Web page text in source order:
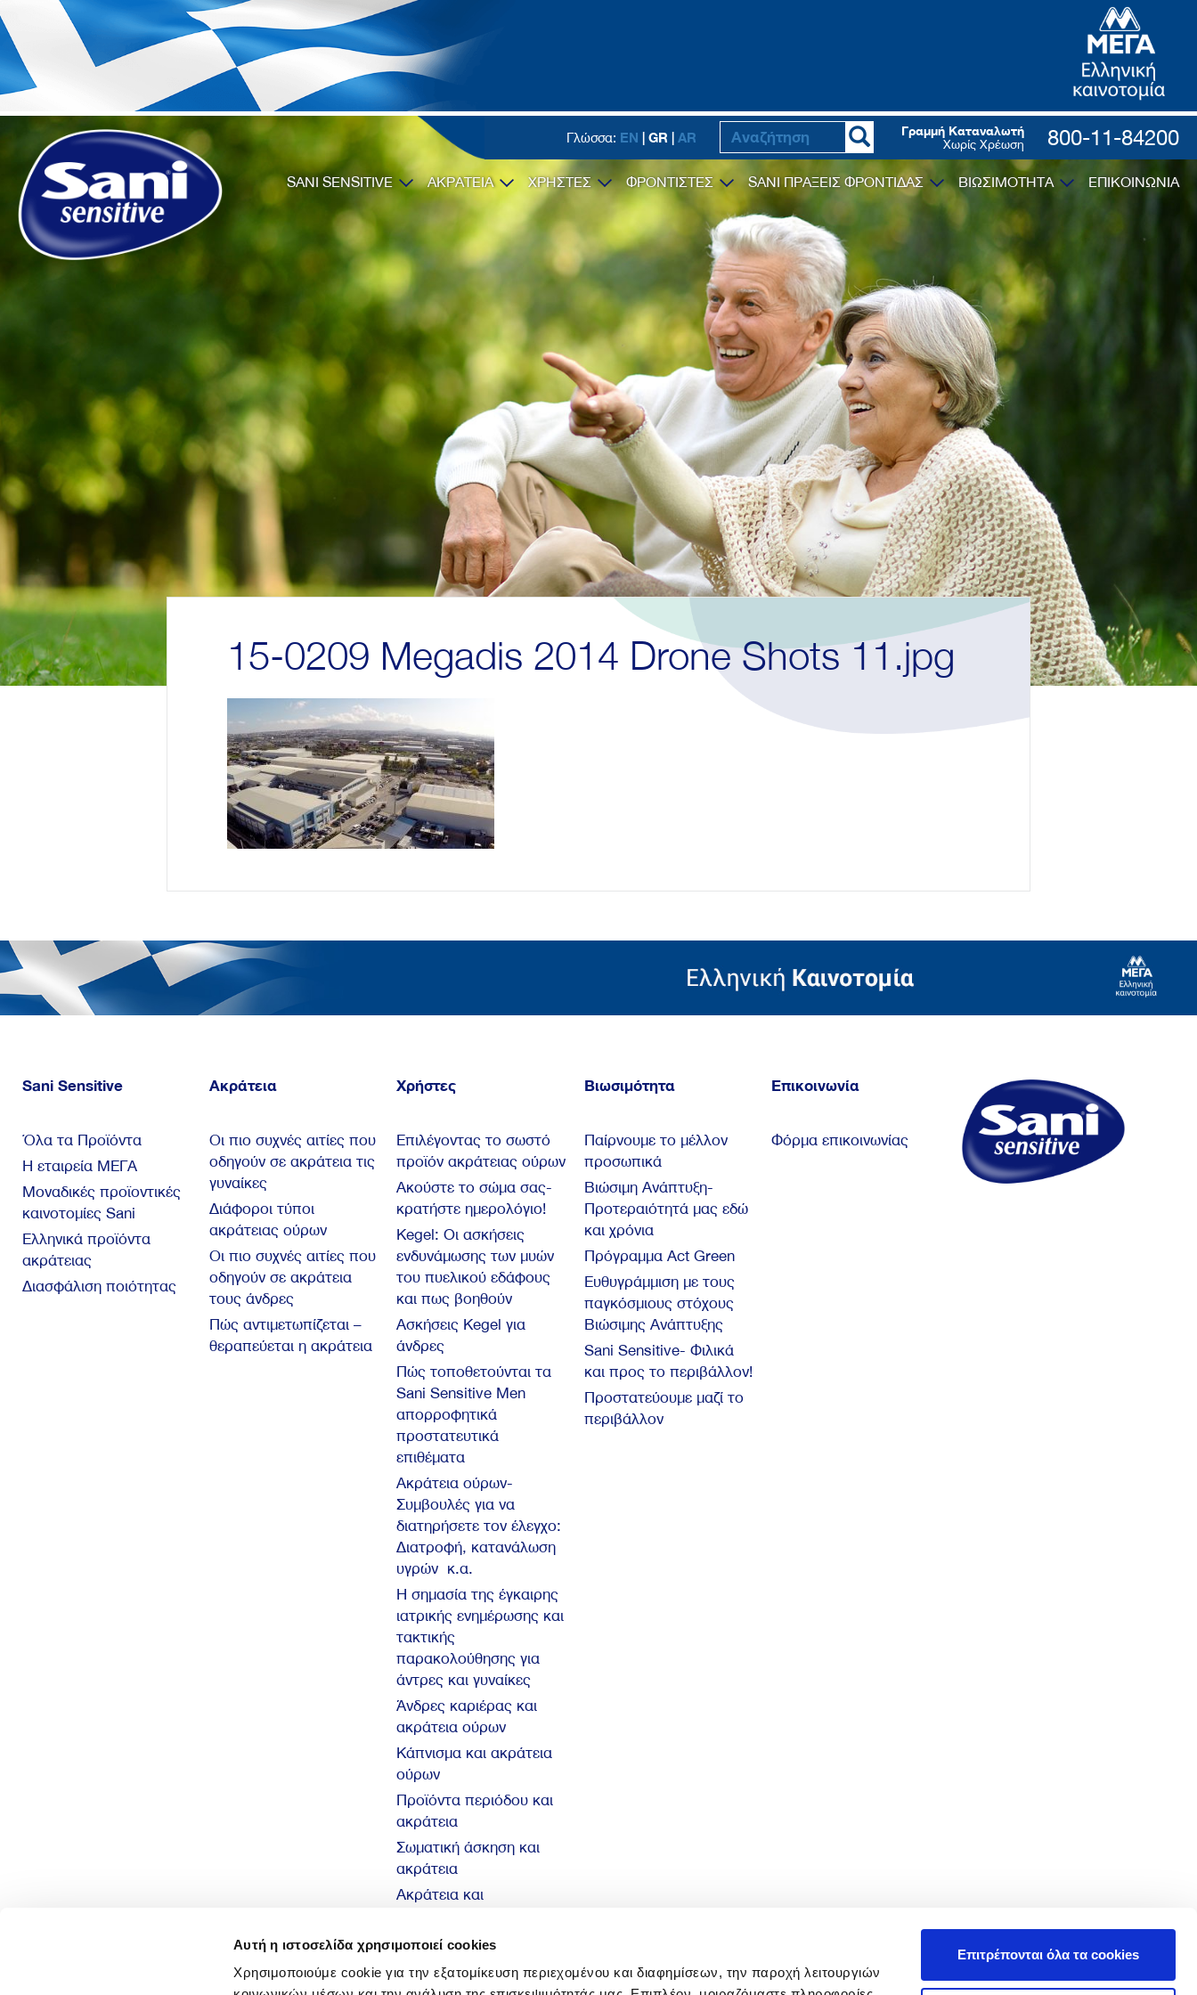
Αυτή η ιστοσελίδα χρησιμοποιεί cookies
Χρησιμοποιούμε cookie για την εξατομίκευση περιεχομένου και διαφημίσεων, την παροχή λειτουργιών
Επιτρέπονται όλα τα cookies
Γλώσσα: EN | GR | AR Γραμμή Καταναλωτή
Χωρίς Χρέωση 800-11-84200
SANI SENSITIVE ΑΚΡΑΤΕΙΑ ΧΡΗΣΤΕΣ ΦΡΟΝΤΙΣΤΕΣ SANI ΠΡΑΞΕΙΣ ΦΡΟΝΤΙΔΑΣ ΒΙΩΣΙΜΟΤΗΤΑ ΕΠΙΚΟΙΝΩΝΙΑ
15-0209 Megadis 2014 Drone Shots 11.jpg
Sani Sensitive
Όλα τα Προϊόντα
Η εταιρεία ΜΕΓΑ
Μοναδικές προϊοντικές
καινοτομίες Sani
Ελληνικά προϊόντα
ακράτειας
Διασφάλιση ποιότητας
Ακράτεια
Οι πιο συχνές αιτίες που
οδηγούν σε ακράτεια τις
γυναίκες
Διάφοροι τύποι
ακράτειας ούρων
Οι πιο συχνές αιτίες που
οδηγούν σε ακράτεια
τους άνδρες
Πώς αντιμετωπίζεται –
θεραπεύεται η ακράτεια
Χρήστες
Επιλέγοντας το σωστό
προϊόν ακράτειας ούρων
Ακούστε το σώμα σας-
κρατήστε ημερολόγιο!
Kegel: Oι ασκήσεις
ενδυνάμωσης των μυών
του πυελικού εδάφους
και πως βοηθούν
Ασκήσεις Kegel για
άνδρες
Πώς τοποθετούνται τα
Sani Sensitive Men
απορροφητικά
προστατευτικά
επιθέματα
Ακράτεια ούρων-
Συμβουλές για να
διατηρήσετε τον έλεγχο:
Διατροφή, κατανάλωση
υγρών κ.α.
Η σημασία της έγκαιρης
ιατρικής ενημέρωσης και
τακτικής
παρακολούθησης για
άντρες και γυναίκες
Άνδρες καριέρας και
ακράτεια ούρων
Κάπνισμα και ακράτεια
ούρων
Προϊόντα περιόδου και
ακράτεια
Σωματική άσκηση και
ακράτεια
Ακράτεια και
10 βασικά στοιχεία για
Βιωσιμότητα
Παίρνουμε το μέλλον
προσωπικά
Βιώσιμη Ανάπτυξη-
Προτεραιότητά μας εδώ
και χρόνια
Πρόγραμμα Act Green
Ευθυγράμμιση με τους
παγκόσμιους στόχους
Βιώσιμης Ανάπτυξης
Sani Sensitive- Φιλικά
και προς το περιβάλλον!
Προστατεύουμε μαζί το
περιβάλλον
Επικοινωνία
Φόρμα επικοινωνίας